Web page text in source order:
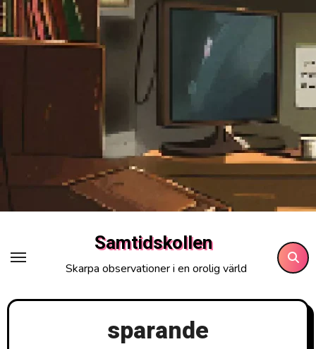
Hoppa
till
innehåll
Samtidskollen
Skarpa observationer i en orolig värld
sparande